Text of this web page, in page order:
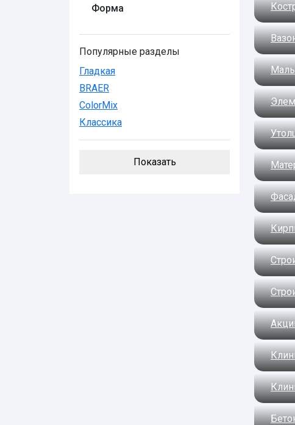
Форма
Популярные разделы
Гладкая
BRAER
ColorMix
Классика
Показать